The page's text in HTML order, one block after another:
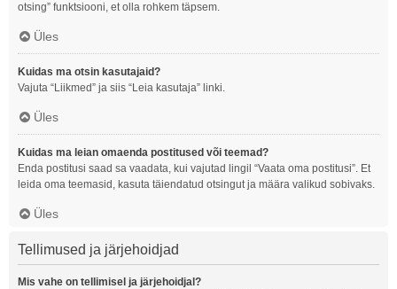
otsing” funktsiooni, et olla rohkem täpsem.
Üles
Kuidas ma otsin kasutajaid?
Vajuta “Liikmed” ja siis “Leia kasutaja” linki.
Üles
Kuidas ma leian omaenda postitused või teemad?
Enda postitusi saad sa vaadata, kui vajutad lingil “Vaata oma postitusi”. Et
leida oma teemasid, kasuta täiendatud otsingut ja määra valikud sobivaks.
Üles
Tellimused ja järjehoidjad
Mis vahe on tellimisel ja järjehoidjal?